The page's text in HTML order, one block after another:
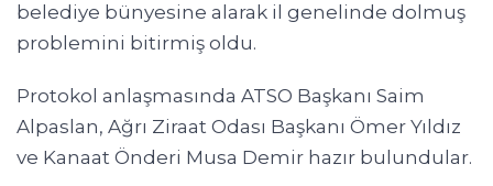
belediye bünyesine alarak il genelinde dolmuş
problemini bitirmiş oldu.
Protokol anlaşmasında ATSO Başkanı Saim
Alpaslan, Ağrı Ziraat Odası Başkanı Ömer Yıldız
ve Kanaat Önderi Musa Demir hazır bulundular.